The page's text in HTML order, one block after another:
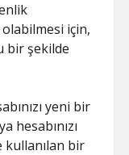
için,
bir şekilde
yeni bir
hesabınızı
bir